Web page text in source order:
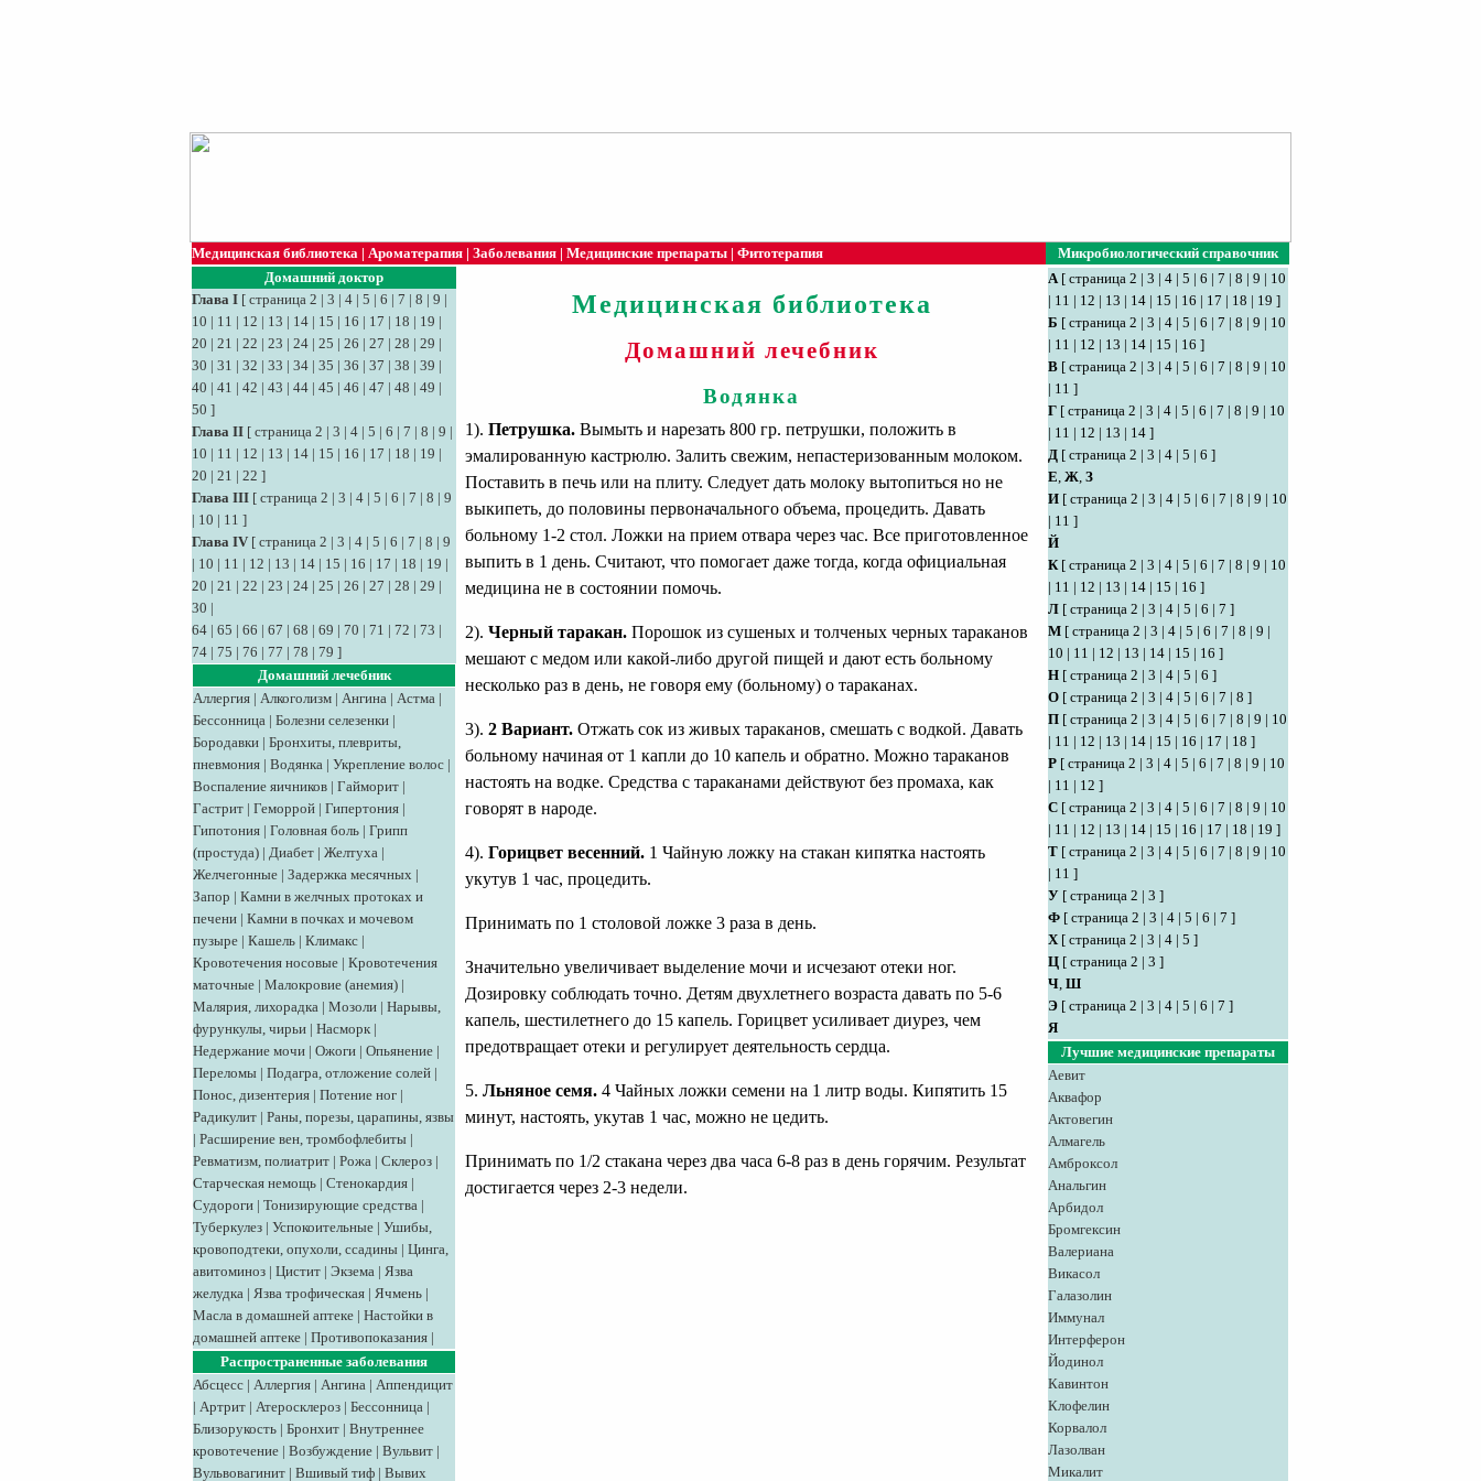
Медицинская библиотека | Ароматерапия | Заболевания | Медицинские препараты | Фитотерапия
Микробиологический справочник
Домашний доктор
Глава I [ страница 2 | 3 | 4 | 5 | 6 | 7 | 8 | 9 |
10 | 11 | 12 | 13 | 14 | 15 | 16 | 17 | 18 | 19 |
20 | 21 | 22 | 23 | 24 | 25 | 26 | 27 | 28 | 29 |
30 | 31 | 32 | 33 | 34 | 35 | 36 | 37 | 38 | 39 |
40 | 41 | 42 | 43 | 44 | 45 | 46 | 47 | 48 | 49 |
50 ]
Глава II [ страница 2 | 3 | 4 | 5 | 6 | 7 | 8 | 9 |
10 | 11 | 12 | 13 | 14 | 15 | 16 | 17 | 18 | 19 |
20 | 21 | 22 ]
Глава III [ страница 2 | 3 | 4 | 5 | 6 | 7 | 8 | 9
| 10 | 11 ]
Глава IV [ страница 2 | 3 | 4 | 5 | 6 | 7 | 8 | 9
| 10 | 11 | 12 | 13 | 14 | 15 | 16 | 17 | 18 | 19 |
20 | 21 | 22 | 23 | 24 | 25 | 26 | 27 | 28 | 29 |
30 |
64 | 65 | 66 | 67 | 68 | 69 | 70 | 71 | 72 | 73 |
74 | 75 | 76 | 77 | 78 | 79 ]
Домашний лечебник
Аллергия | Алкоголизм | Ангина | Астма |
Бессонница | Болезни селезенки |
Бородавки | Бронхиты, плевриты,
пневмония | Водянка | Укрепление волос |
Воспаление яичников | Гайморит |
Гастрит | Геморрой | Гипертония |
Гипотония | Головная боль | Грипп
(простуда) | Диабет | Желтуха |
Желчегонные | Задержка месячных |
Запор | Камни в желчных протоках и
печени | Камни в почках и мочевом
пузыре | Кашель | Климакс |
Кровотечения носовые | Кровотечения
маточные | Малокровие (анемия) |
Малярия, лихорадка | Мозоли | Нарывы,
фурункулы, чирьи | Насморк |
Недержание мочи | Ожоги | Опьянение |
Переломы | Подагра, отложение солей |
Понос, дизентерия | Потение ног |
Радикулит | Раны, порезы, царапины, язвы
| Расширение вен, тромбофлебиты |
Ревматизм, полиатрит | Рожа | Склероз |
Старческая немощь | Стенокардия |
Судороги | Тонизирующие средства |
Туберкулез | Успокоительные | Ушибы,
кровоподтеки, опухоли, ссадины | Цинга,
авитоминоз | Цистит | Экзема | Язва
желудка | Язва трофическая | Ячмень |
Масла в домашней аптеке | Настойки в
домашней аптеке | Противопоказания |
Распространенные заболевания
Абсцесс | Аллергия | Ангина | Аппендицит
| Артрит | Атеросклероз | Бессонница |
Близорукость | Бронхит | Внутреннее
кровотечение | Возбуждение | Вульвит |
Вульвовагинит | Вшивый тиф | Вывих
Медицинская библиотека
Домашний лечебник
Водянка
1). Петрушка. Вымыть и нарезать 800 гр. петрушки, положить в
эмалированную кастрюлю. Залить свежим, непастеризованным молоком.
Поставить в печь или на плиту. Следует дать молоку вытопиться но не
выкипеть, до половины первоначального объема, процедить. Давать
больному 1-2 стол. Ложки на прием отвара через час. Все приготовленное
выпить в 1 день. Считают, что помогает даже тогда, когда официальная
медицина не в состоянии помочь.
2). Черный таракан. Порошок из сушеных и толченых черных тараканов
мешают с медом или какой-либо другой пищей и дают есть больному
несколько раз в день, не говоря ему (больному) о тараканах.
3). 2 Вариант. Отжать сок из живых тараканов, смешать с водкой. Давать
больному начиная от 1 капли до 10 капель и обратно. Можно тараканов
настоять на водке. Средства с тараканами действуют без промаха, как
говорят в народе.
4). Горицвет весенний. 1 Чайную ложку на стакан кипятка настоять
укутув 1 час, процедить.
Принимать по 1 столовой ложке 3 раза в день.
Значительно увеличивает выделение мочи и исчезают отеки ног.
Дозировку соблюдать точно. Детям двухлетнего возраста давать по 5-6
капель, шестилетнего до 15 капель. Горицвет усиливает диурез, чем
предотвращает отеки и регулирует деятельность сердца.
5. Льняное семя. 4 Чайных ложки семени на 1 литр воды. Кипятить 15
минут, настоять, укутав 1 час, можно не цедить.
Принимать по 1/2 стакана через два часа 6-8 раз в день горячим. Результат
достигается через 2-3 недели.
А[ страница 2 | 3 | 4 | 5 | 6 | 7 | 8 | 9 | 10
| 11 | 12 | 13 | 14 | 15 | 16 | 17 | 18 | 19 ]
Б [ страница 2 | 3 | 4 | 5 | 6 | 7 | 8 | 9 | 10
| 11 | 12 | 13 | 14 | 15 | 16 ]
В [ страница 2 | 3 | 4 | 5 | 6 | 7 | 8 | 9 | 10
| 11 ]
Г [ страница 2 | 3 | 4 | 5 | 6 | 7 | 8 | 9 | 10
| 11 | 12 | 13 | 14 ]
Д [ страница 2 | 3 | 4 | 5 | 6 ]
Е, Ж, З
И [ страница 2 | 3 | 4 | 5 | 6 | 7 | 8 | 9 | 10
| 11 ]
Й
К[ страница 2 | 3 | 4 | 5 | 6 | 7 | 8 | 9 | 10
| 11 | 12 | 13 | 14 | 15 | 16 ]
Л [ страница 2 | 3 | 4 | 5 | 6 | 7 ]
М [ страница 2 | 3 | 4 | 5 | 6 | 7 | 8 | 9 |
10 | 11 | 12 | 13 | 14 | 15 | 16 ]
Н [ страница 2 | 3 | 4 | 5 | 6 ]
О [ страница 2 | 3 | 4 | 5 | 6 | 7 | 8 ]
П [ страница 2 | 3 | 4 | 5 | 6 | 7 | 8 | 9 | 10
| 11 | 12 | 13 | 14 | 15 | 16 | 17 | 18 ]
Р [ страница 2 | 3 | 4 | 5 | 6 | 7 | 8 | 9 | 10
| 11 | 12 ]
С [ страница 2 | 3 | 4 | 5 | 6 | 7 | 8 | 9 | 10
| 11 | 12 | 13 | 14 | 15 | 16 | 17 | 18 | 19 ]
Т [ страница 2 | 3 | 4 | 5 | 6 | 7 | 8 | 9 | 10
| 11 ]
У [ страница 2 | 3 ]
Ф [ страница 2 | 3 | 4 | 5 | 6 | 7 ]
Х[ страница 2 | 3 | 4 | 5 ]
Ц [ страница 2 | 3 ]
Ч, Ш
Э [ страница 2 | 3 | 4 | 5 | 6 | 7 ]
Я
Лучшие медицинские препараты
Аевит
Аквафор
Актовегин
Алмагель
Амброксол
Анальгин
Арбидол
Бромгексин
Валериана
Викасол
Галазолин
Иммунал
Интерферон
Йодинол
Кавинтон
Клофелин
Корвалол
Лазолван
Микалит